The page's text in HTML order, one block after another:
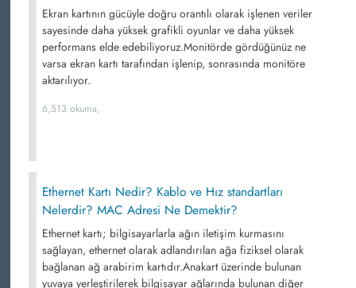
Ekran kartının gücüyle doğru orantılı olarak işlenen veriler
sayesinde daha yüksek grafikli oyunlar ve daha yüksek
performans elde edebiliyoruz.Monitörde gördüğünüz ne
varsa ekran kartı tarafından işlenip, sonrasında monitöre
aktarılıyor.
6,513 okuma,
Ethernet Kartı Nedir? Kablo ve Hız standartları
Nelerdir? MAC Adresi Ne Demektir?
Ethernet kartı; bilgisayarlarla ağın iletişim kurmasını
sağlayan, ethernet olarak adlandırılan ağa fiziksel olarak
bağlanan ağ arabirim kartıdır.Anakart üzerinde bulunan
yuvaya yerleştirilerek bilgisayar ağlarında bulunan diğer